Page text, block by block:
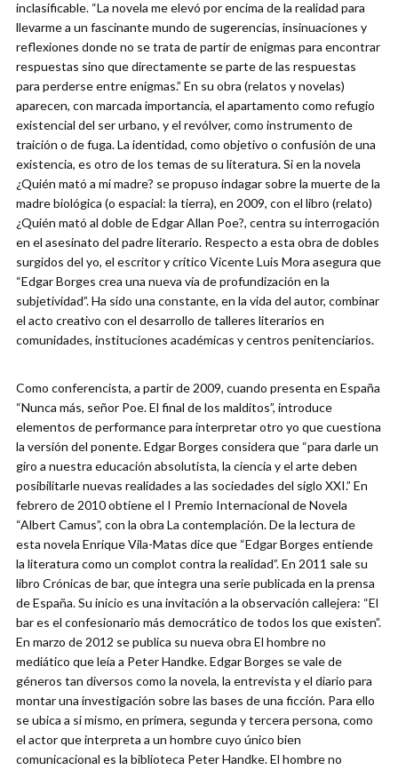
inclasificable. “La novela me elevó por encima de la realidad para
llevarme a un fascinante mundo de sugerencias, insinuaciones y
reflexiones donde no se trata de partir de enigmas para encontrar
respuestas sino que directamente se parte de las respuestas
para perderse entre enigmas.” En su obra (relatos y novelas)
aparecen, con marcada importancia, el apartamento como refugio
existencial del ser urbano, y el revólver, como instrumento de
traición o de fuga. La identidad, como objetivo o confusión de una
existencia, es otro de los temas de su literatura. Si en la novela
¿Quién mató a mi madre? se propuso indagar sobre la muerte de la
madre biológica (o espacial: la tierra), en 2009, con el libro (relato)
¿Quién mató al doble de Edgar Allan Poe?, centra su interrogación
en el asesinato del padre literario. Respecto a esta obra de dobles
surgidos del yo, el escritor y crítico Vicente Luis Mora asegura que
“Edgar Borges crea una nueva vía de profundización en la
subjetividad”. Ha sido una constante, en la vida del autor, combinar
el acto creativo con el desarrollo de talleres literarios en
comunidades, instituciones académicas y centros penitenciarios.
Como conferencista, a partir de 2009, cuando presenta en España
“Nunca más, señor Poe. El final de los malditos”, introduce
elementos de performance para interpretar otro yo que cuestiona
la versión del ponente. Edgar Borges considera que “para darle un
giro a nuestra educación absolutista, la ciencia y el arte deben
posibilitarle nuevas realidades a las sociedades del siglo XXI.” En
febrero de 2010 obtiene el I Premio Internacional de Novela
“Albert Camus”, con la obra La contemplación. De la lectura de
esta novela Enrique Vila-Matas dice que “Edgar Borges entiende
la literatura como un complot contra la realidad”. En 2011 sale su
libro Crónicas de bar, que integra una serie publicada en la prensa
de España. Su inicio es una invitación a la observación callejera: “El
bar es el confesionario más democrático de todos los que existen”.
En marzo de 2012 se publica su nueva obra El hombre no
mediático que leía a Peter Handke. Edgar Borges se vale de
géneros tan diversos como la novela, la entrevista y el diario para
montar una investigación sobre las bases de una ficción. Para ello
se ubica a si mismo, en primera, segunda y tercera persona, como
el actor que interpreta a un hombre cuyo único bien
comunicacional es la biblioteca Peter Handke. El hombre no